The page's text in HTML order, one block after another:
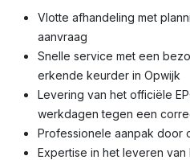
Vlotte afhandeling met
aanvraag
Snelle service met een
erkende keurder in Opwijk
Levering van het officiële
werkdagen tegen een
Professionele aanpak door
Expertise in het leveren